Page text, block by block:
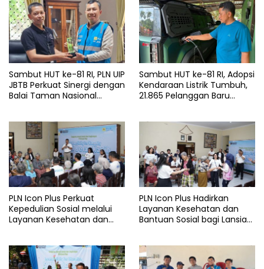
Sambut HUT ke-81 RI, PLN UIP
JBTB Perkuat Sinergi dengan
Balai Taman Nasional
kV Paiton–
Watudodol/Kalipuro
Sambut HUT ke-81 RI, Adopsi
Kendaraan Listrik Tumbuh,
21.865 Pelanggan Baru
PLN Icon Plus Perkuat
Kepedulian Sosial melalui
Layanan Kesehatan dan
PLN Icon Plus Hadirkan
Layanan Kesehatan dan
Bantuan Sosial bagi Lansia